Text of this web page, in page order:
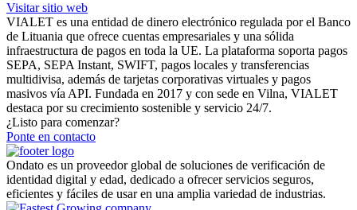
Visitar sitio web
VIALET es una entidad de dinero electrónico regulada por el Banco
de Lituania que ofrece cuentas empresariales y una sólida
infraestructura de pagos en toda la UE. La plataforma soporta pagos
SEPA, SEPA Instant, SWIFT, pagos locales y transferencias
multidivisa, además de tarjetas corporativas virtuales y pagos
masivos vía API. Fundada en 2017 y con sede en Vilna, VIALET
destaca por su crecimiento sostenible y servicio 24/7.
¿Listo para comenzar?
Ponte en contacto
Ondato es un proveedor global de soluciones de verificación de
identidad digital y edad, dedicado a ofrecer servicios seguros,
eficientes y fáciles de usar en una amplia variedad de industrias.